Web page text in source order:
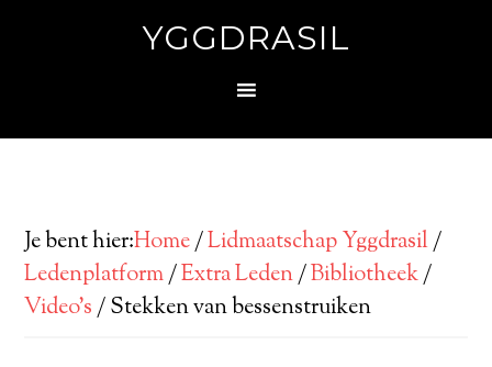
YGGDRASIL
Je bent hier:Home/Lidmaatschap Yggdrasil/
Ledenplatform/Extra Leden/Bibliotheek/
Video’s/Stekken van bessenstruiken